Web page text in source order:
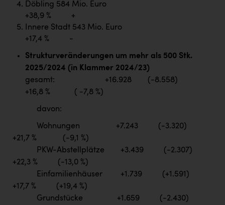
Döbling 584 Mio. Euro
+38,9 % +
Innere Stadt 543 Mio. Euro
+17,4 % -
Strukturveränderungen um mehr als 500 Stk.
2025/2024 (in Klammer 2024/23)
gesamt: +16.928 (-8.558)
+16,8 % ( -7,8 %)
davon:
Wohnungen +7.243 (-3.320)
+21,7 % (-9,1 %)
PKW-Abstellplätze +3.439 (-2.307)
+22,3 % (-13,0 %)
Einfamilienhäuser +1.739 (+1.591)
+17,7 % (+19,4 %)
Grundstücke +1.659 (-2.430)